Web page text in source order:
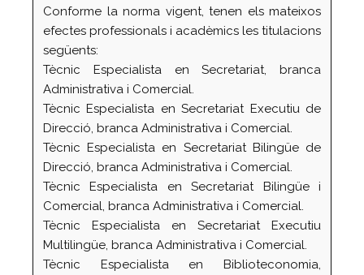
Conforme la norma vigent, tenen els mateixos
efectes professionals i acadèmics les titulacions
següents:
Tècnic Especialista en Secretariat, branca
Administrativa i Comercial.
Tècnic Especialista en Secretariat Executiu de
Direcció, branca Administrativa i Comercial.
Tècnic Especialista en Secretariat Bilingüe de
Direcció, branca Administrativa i Comercial.
Tècnic Especialista en Secretariat Bilingüe i
Comercial, branca Administrativa i Comercial.
Tècnic Especialista en Secretariat Executiu
Multilingüe, branca Administrativa i Comercial.
Tècnic Especialista en Biblioteconomia,